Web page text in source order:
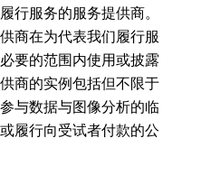
行服务的服务提供商。
商在为代表我们履行服
要的范围内使用或披露
商的实例包括但不限于
与数据与图像分析的临
履行向受试者付款的公